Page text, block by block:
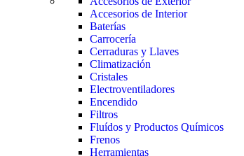
Accesorios de Interior
Baterías
Carrocería
Cerraduras y Llaves
Climatización
Cristales
Electroventiladores
Encendido
Filtros
Fluídos y Productos Químicos
Frenos
Herramientas